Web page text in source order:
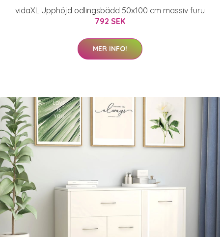
vidaXL Upphöjd odlingsbädd 50x100 cm massiv furu
792 SEK
MER INFO!